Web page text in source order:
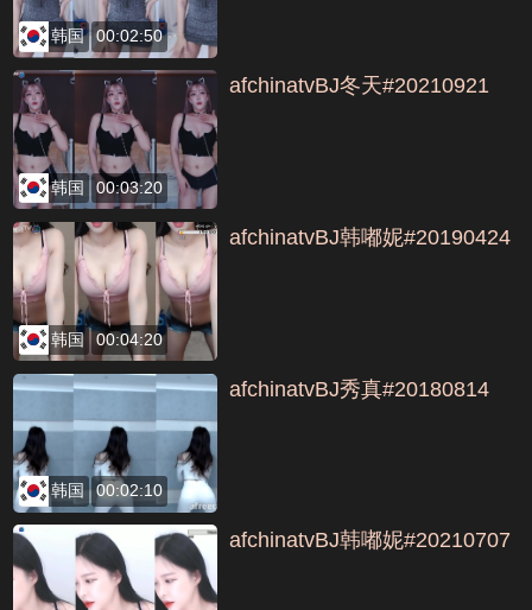
韩国 00:02:50
韩国 00:03:20
afchinatvBJ冬天#20210921
韩国 00:04:20
afchinatvBJ韩嘟妮#20190424
韩国 00:02:10
afchinatvBJ秀真#20180814
afchinatvBJ韩嘟妮#20210707